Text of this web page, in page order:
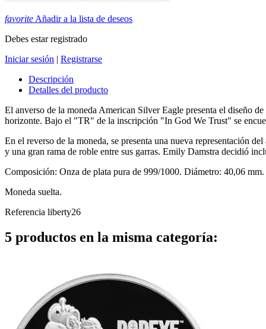
favorite Añadir a la lista de deseos
Debes estar registrado
Iniciar sesión | Registrarse
Descripción
Detalles del producto
El anverso de la moneda American Silver Eagle presenta el diseño
horizonte. Bajo el "TR" de la inscripción "In God We Trust" se
En el reverso de la moneda, se presenta una nueva representación
y una gran rama de roble entre sus garras. Emily Damstra decidió
Composición: Onza de plata pura de 999/1000. Diámetro: 40,06 mm.
Moneda suelta.
Referencia liberty26
5 productos en la misma categoría: